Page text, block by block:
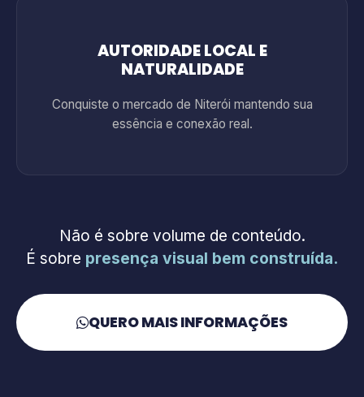
AUTORIDADE LOCAL E
NATURALIDADE
Conquiste o mercado de Niterói mantendo sua
essência e conexão real.
Não é sobre volume de conteúdo.
É sobre presença visual bem construída.
QUERO MAIS INFORMAÇÕES